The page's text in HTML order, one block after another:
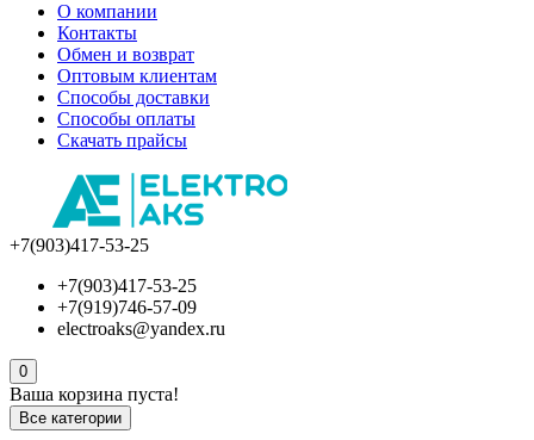
О компании
Контакты
Обмен и возврат
Оптовым клиентам
Способы доставки
Способы оплаты
Скачать прайсы
+7(903)417-53-25
+7(903)417-53-25
+7(919)746-57-09
electroaks@yandex.ru
0
Ваша корзина пуста!
Все категории